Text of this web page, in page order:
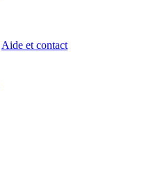
Aide et contact